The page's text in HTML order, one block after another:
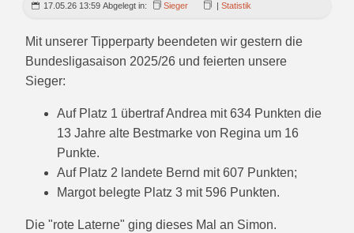
17.05.26 13:59 Abgelegt in: Sieger |Statistik
Mit unserer Tipperparty beendeten wir gestern die
Bundesligasaison 2025/26 und feierten unsere
Sieger:
Auf Platz 1 übertraf Andrea mit 634 Punkten die
13 Jahre alte Bestmarke von Regina um 16
Punkte.
Auf Platz 2 landete Bernd mit 607 Punkten;
Margot belegte Platz 3 mit 596 Punkten.
Die "rote Laterne" ging dieses Mal an Simon.